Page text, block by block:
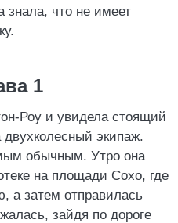
знала, что не имеет
1
Роу и увидела стоящий
экипаж.
обычным. Утро она
на площади Сохо, где
а затем отправилась
зайдя по дороге